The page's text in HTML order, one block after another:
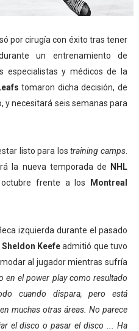
monarca
atletismo femenino 2026
por cirugía con éxito tras tener
un entrenamiento de
especialistas y médicos de la
tomaron dicha decisión, de
y necesitará seis semanas para
listo para lostraining camps
la nueva temporada de
NHL
frente a los
Montreal
izquierda durante el pasado
Sheldon Keefeadmitió que tuvo
al jugador mientras sufría
en el power play como resultado
cuando dispara, pero está
muchas otras áreas. No parece
el disco o pasar el disco ... Ha